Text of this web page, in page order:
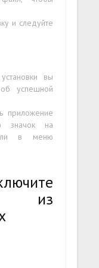
и следуйте
вы
успешной
приложение
значок на
в меню
из